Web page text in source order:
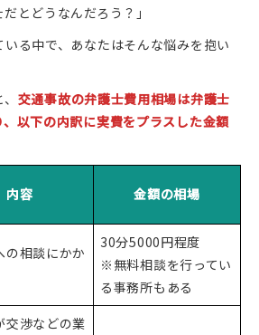
とどうなんだろう？」
る中で、あなたはそんな悩みを抱い
交通事故の弁護士費用相場は弁護士
以下の内訳に実費をプラスした金額
内容 金額の相場
の相談にかか
30分5000円程度
※無料相談を行ってい
る事務所もある
交渉などの業